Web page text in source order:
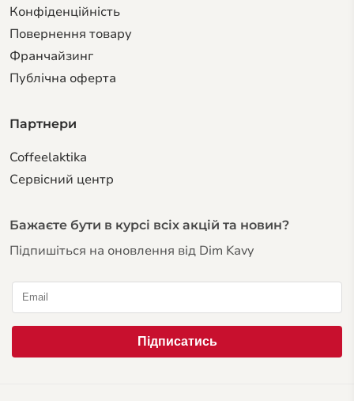
Конфіденційність
Повернення товару
Франчайзинг
Публічна оферта
Партнери
Coffeelaktika
Сервiсний центр
Бажаєте бути в курсі всіх акцій та новин?
Підпишіться на оновлення від Dim Kavy